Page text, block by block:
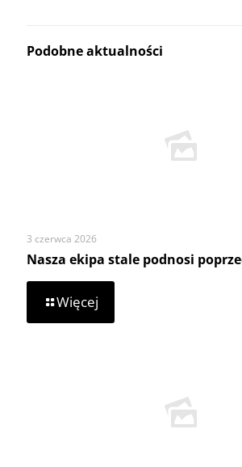
Podobne aktualności
3 czerwca 2026
Nasza ekipa stale podnosi
Więcej
Nasza